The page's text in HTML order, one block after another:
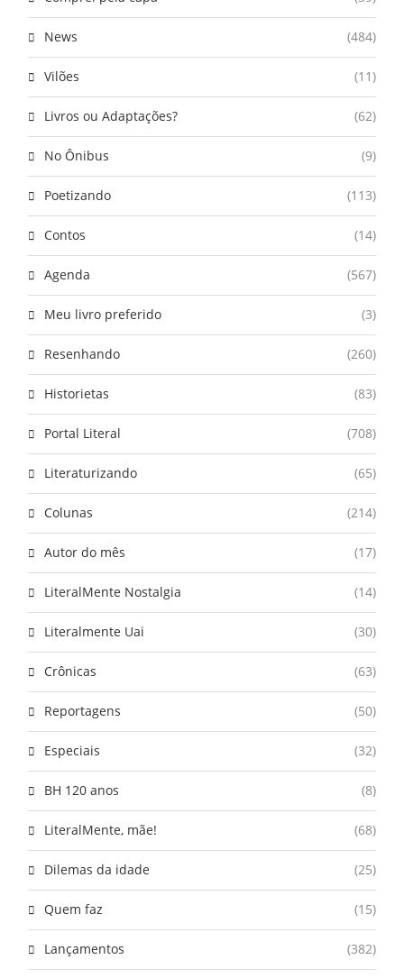
News (484)
Vilões (11)
Livros ou Adaptações? (62)
No Ônibus (9)
Poetizando (113)
Contos (14)
Agenda (567)
Meu livro preferido (3)
Resenhando (260)
Historietas (83)
Portal Literal (708)
Literaturizando (65)
Colunas (214)
Autor do mês (17)
LiteralMente Nostalgia (14)
Literalmente Uai (30)
Crônicas (63)
Reportagens (50)
Especiais (32)
BH 120 anos (8)
LiteralMente, mãe! (68)
Dilemas da idade (25)
Quem faz (15)
Lançamentos (382)